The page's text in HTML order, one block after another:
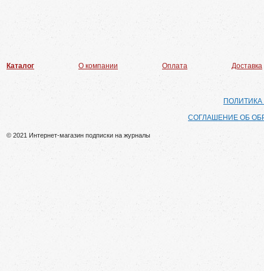
Каталог О компании Оплата Доставка
СОГЛАШЕНИЕ ОБ
© 2021 Интернет-магазин подписки на журналы